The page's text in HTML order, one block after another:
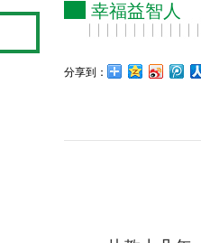
幸福益智人
分享到：